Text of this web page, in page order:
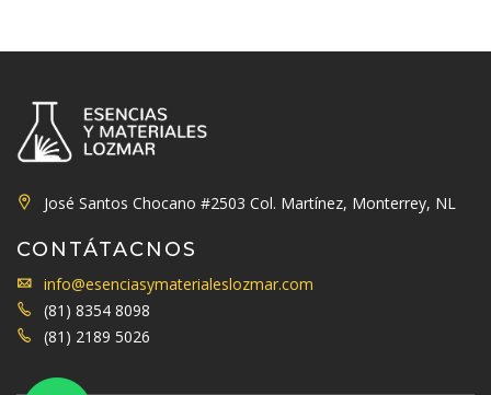
José Santos Chocano #2503 Col. Martínez, Monterrey, NL
CONTÁTACNOS
info@esenciasymaterialeslozmar.com
(81) 8354 8098
(81) 2189 5026